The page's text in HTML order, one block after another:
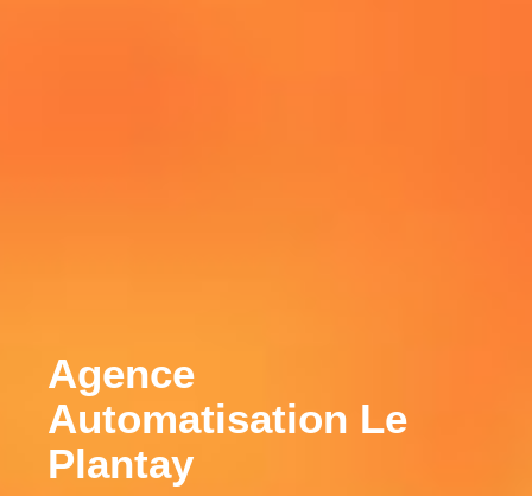
Agence
Automatisation Le
Plantay